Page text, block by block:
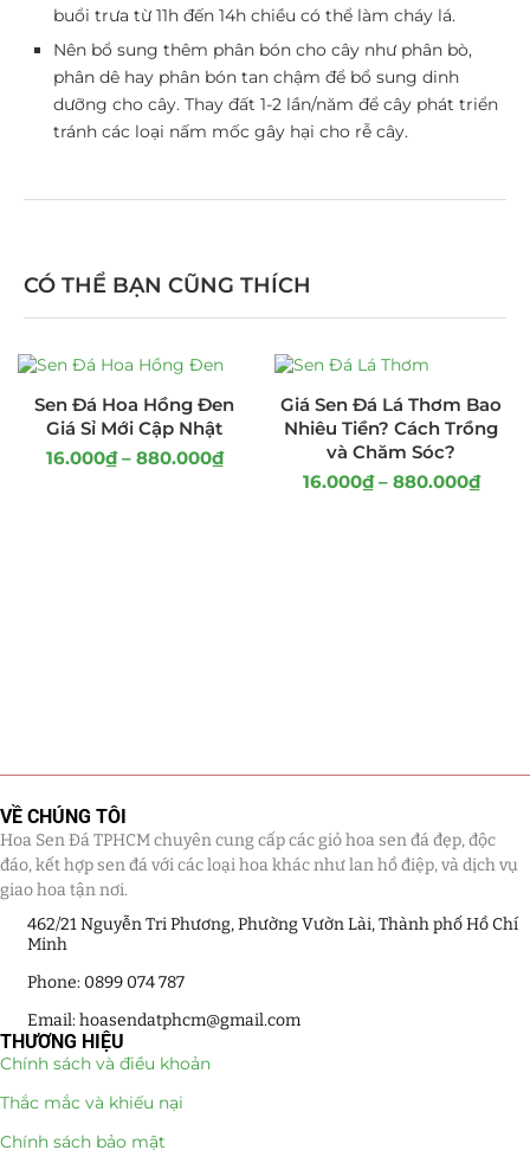
buổi trưa từ 11h đến 14h chiều có thể làm cháy lá.
Nên bổ sung thêm phân bón cho cây như phân bò,
phân dê hay phân bón tan chậm để bổ sung dinh
dưỡng cho cây. Thay đất 1-2 lần/năm để cây phát triển
tránh các loại nấm mốc gây hại cho rễ cây.
CÓ THỂ BẠN CŨNG THÍCH
Sen Đá Hoa Hồng Đen
Giá Sỉ Mới Cập Nhật
16.000₫ – 880.000₫
Giá Sen Đá Lá Thơm Bao
Nhiêu Tiền? Cách Trồng
và Chăm Sóc?
16.000₫ – 880.000₫
VỀ CHÚNG TÔI
Hoa Sen Đá TPHCM chuyên cung cấp các giỏ hoa sen đá đẹp, độc
đáo, kết hợp sen đá với các loại hoa khác như lan hồ điệp, và dịch vụ
giao hoa tận nơi.
462/21 Nguyễn Tri Phương, Phường Vườn Lài, Thành phố Hồ Chí
Minh
Phone: 0899 074 787
Email: hoasendatphcm@gmail.com
THƯƠNG HIỆU
Chính sách và điều khoản
Thắc mắc và khiếu nại
Chính sách bảo mật